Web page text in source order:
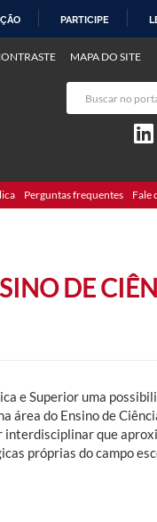
PARTICIPE
MAPA DO SITE
Perguntas frequentes Fale
DE
e Superior uma
área do Ensino de
que
próprias do campo